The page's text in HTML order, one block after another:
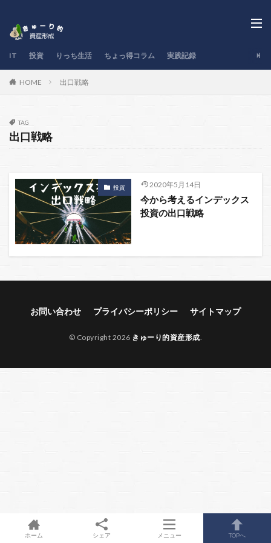
IT 投資 りっち生活 ちょっ得コラム 実践記録
HOME 出口戦略
TAG
出口戦略
投資 2020年5月14日
今から考えるインデックス
投資の出口戦略
お問い合わせ プライバシーポリシー サイトマップ
© Copyright 2026 きゅーり的資産形成
ホーム シェア メニュー TOPへ